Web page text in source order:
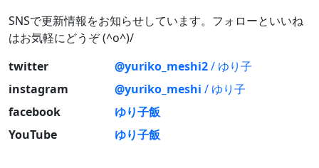
SNSで更新情報をお知らせしています。フォローといいね
はお気軽にどうぞ (^o^)/
twitter
@yuriko_meshi2/ ゆり子
instagram
@yuriko_meshi / ゆり子
facebook
ゆり子飯
YouTube
ゆり子飯